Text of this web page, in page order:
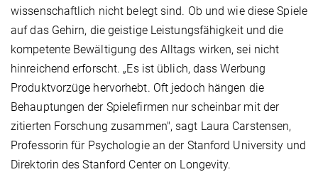
wissenschaftlich nicht belegt sind. Ob und wie diese Spiele
auf das Gehirn, die geistige Leistungsfähigkeit und die
kompetente Bewältigung des Alltags wirken, sei nicht
hinreichend erforscht. „Es ist üblich, dass Werbung
Produktvorzüge hervorhebt. Oft jedoch hängen die
Behauptungen der Spielefirmen nur scheinbar mit der
zitierten Forschung zusammen", sagt Laura Carstensen,
Professorin für Psychologie an der Stanford University und
Direktorin des Stanford Center on Longevity.